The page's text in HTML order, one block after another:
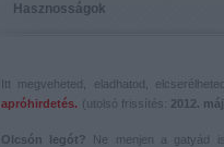
Hasznosságok
Itt megveheted, eladhatod,
apróhirdetés. (utolsó frissítés: 2012.
Olcsón legót? Ne menjen a gatyád